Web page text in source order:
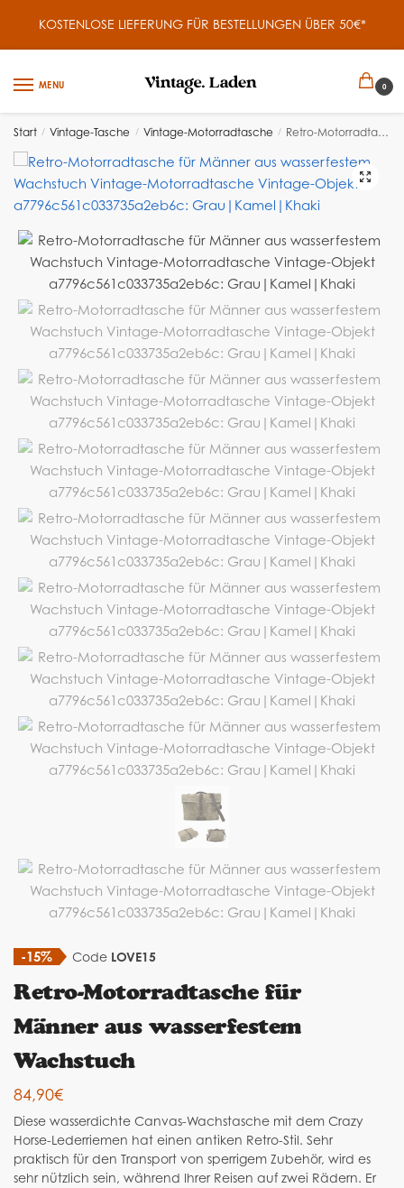
KOSTENLOSE LIEFERUNG FÜR BESTELLUNGEN ÜBER 50€*
MENU 0
Start / Vintage-Tasche / Vintage-Motorradtasche / Retro-Motorradtasche für Männer aus wasserfestem Wachstuch
🔍
-15% Code LOVE15
Retro-Motorradtasche für
Männer aus wasserfestem
Wachstuch
84,90€
Diese wasserdichte Canvas-Wachstasche mit dem Crazy
Horse-Lederriemen hat einen antiken Retro-Stil. Sehr
praktisch für den Transport von sperrigem Zubehör, wird es
sehr nützlich sein, während Ihrer Reisen auf zwei Rädern. Er